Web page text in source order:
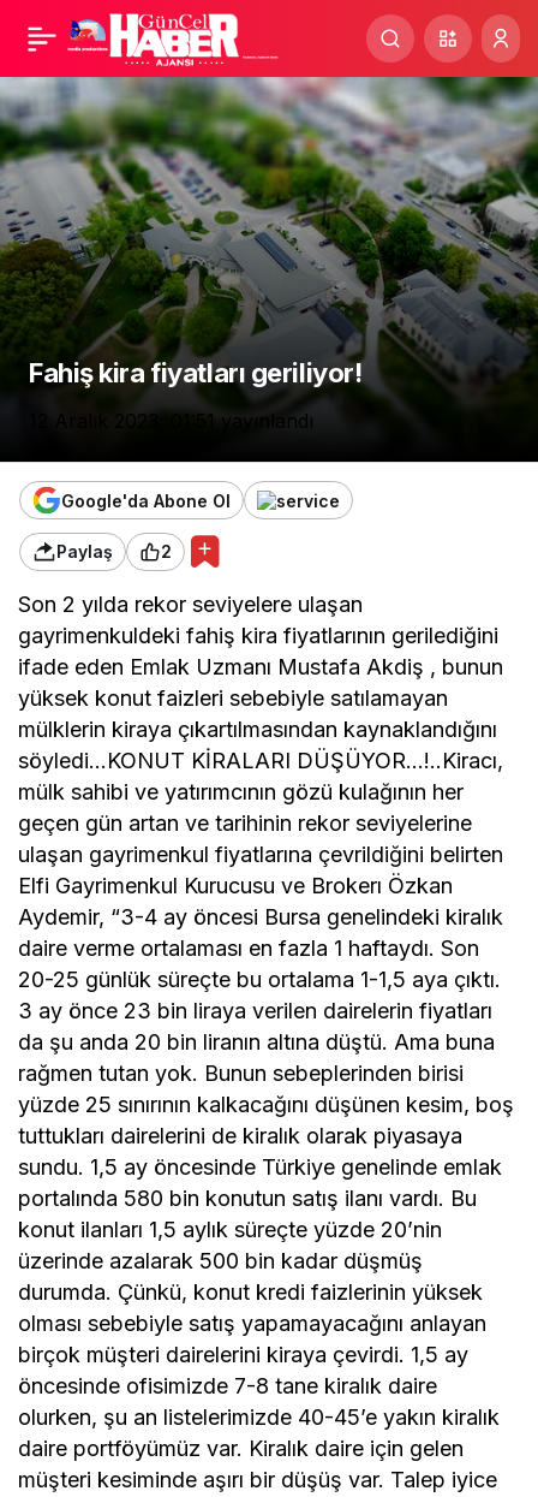
Fahiş kira fiyatları geriliyor!
12 Aralık 2023, 01:51 yayınlandı
Google'da Abone Ol
Paylaş 2
Son 2 yılda rekor seviyelere ulaşan
gayrimenkuldeki fahiş kira fiyatlarının gerilediğini
ifade eden Emlak Uzmanı Mustafa Akdiş , bunun
yüksek konut faizleri sebebiyle satılamayan
mülklerin kiraya çıkartılmasından kaynaklandığını
söyledi…KONUT KİRALARI DÜŞÜYOR…!..Kiracı,
mülk sahibi ve yatırımcının gözü kulağının her
geçen gün artan ve tarihinin rekor seviyelerine
ulaşan gayrimenkul fiyatlarına çevrildiğini belirten
Elfi Gayrimenkul Kurucusu ve Brokerı Özkan
Aydemir, “3-4 ay öncesi Bursa genelindeki kiralık
daire verme ortalaması en fazla 1 haftaydı. Son
20-25 günlük süreçte bu ortalama 1-1,5 aya çıktı.
3 ay önce 23 bin liraya verilen dairelerin fiyatları
da şu anda 20 bin liranın altına düştü. Ama buna
rağmen tutan yok. Bunun sebeplerinden birisi
yüzde 25 sınırının kalkacağını düşünen kesim, boş
tuttukları dairelerini de kiralık olarak piyasaya
sundu. 1,5 ay öncesinde Türkiye genelinde emlak
portalında 580 bin konutun satış ilanı vardı. Bu
konut ilanları 1,5 aylık süreçte yüzde 20’nin
üzerinde azalarak 500 bin kadar düşmüş
durumda. Çünkü, konut kredi faizlerinin yüksek
olması sebebiyle satış yapamayacağını anlayan
birçok müşteri dairelerini kiraya çevirdi. 1,5 ay
öncesinde ofisimizde 7-8 tane kiralık daire
olurken, şu an listelerimizde 40-45’e yakın kiralık
daire portföyümüz var. Kiralık daire için gelen
müşteri kesiminde aşırı bir düşüş var. Talep iyice
Fahiş kira fiyatları
geriliyor!